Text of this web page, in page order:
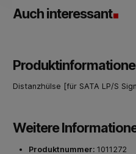
Auch interessant
Distanzhülse [für SATA LP/S
Weitere
Produktnummer: 1011272